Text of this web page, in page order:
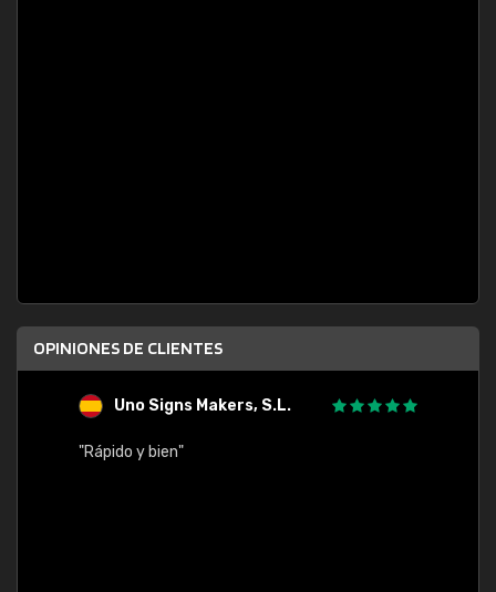
OPINIONES DE CLIENTES
Uno Signs Makers, S.L.
"Rápido y bien"